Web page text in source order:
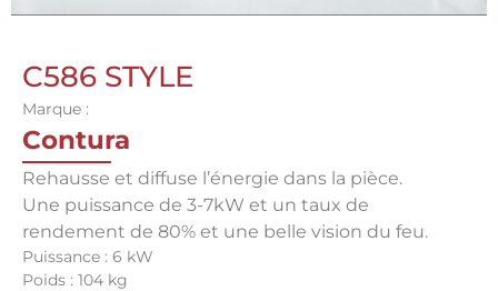
C586 STYLE
Marque :
Contura
Rehausse et diffuse l’énergie dans la pièce.
Une puissance de 3-7kW et un taux de
rendement de 80% et une belle vision du feu.
Puissance : 6 kW
Poids : 104 kg